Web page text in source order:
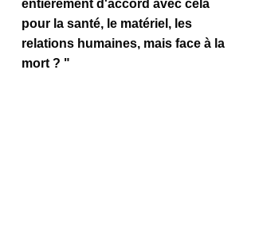
entièrement d'accord avec cela
pour la santé, le matériel, les
relations humaines, mais face à la
mort ? "